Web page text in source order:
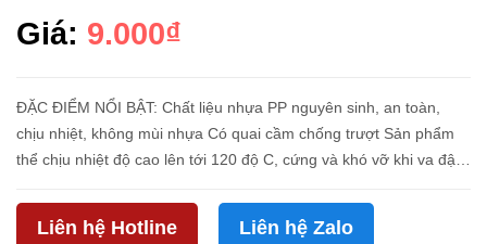
Giá: 9.000₫
ĐẶC ĐIỂM NỔI BẬT: Chất liệu nhựa PP nguyên sinh, an toàn,
chịu nhiệt, không mùi nhựa Có quai cầm chống trượt Sản phẩm
thể chịu nhiệt độ cao lên tới 120 độ C, cứng và khó vỡ khi va đập
Liên hệ Hotline Liên hệ Zalo